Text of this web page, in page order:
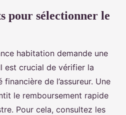
pour sélectionner le
habitation demande une
est crucial de vérifier la
de l’assureur. Une
le remboursement rapide
Pour cela, consultez les